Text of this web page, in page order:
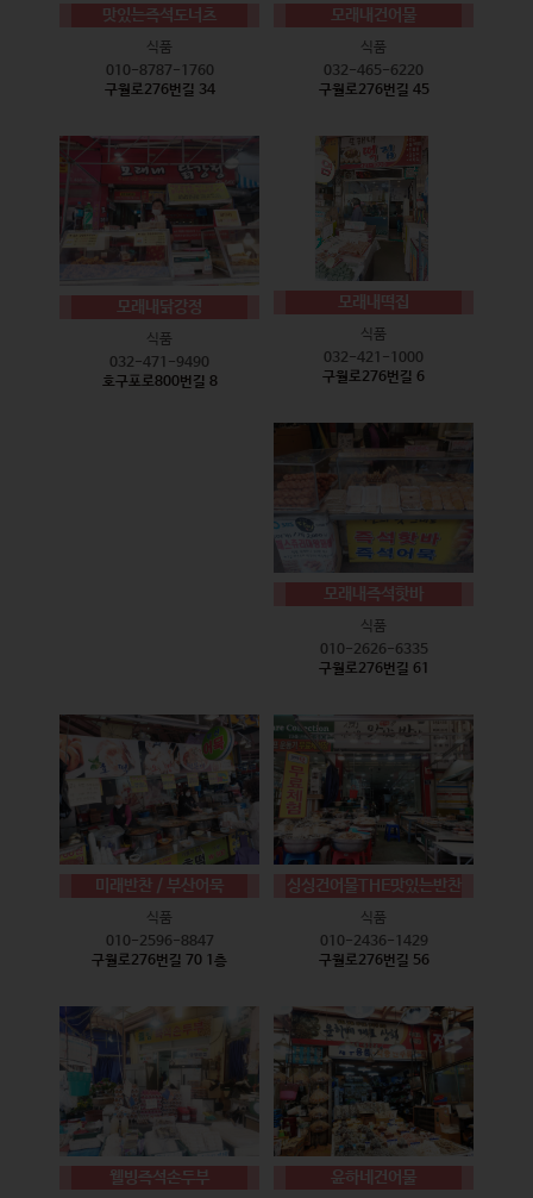
맛있는즉석도너츠
식품
010-8787-1760
구월로276번길 34
모래내건어물
식품
032-465-6220
구월로276번길 45
모래내닭강정
식품
032-471-9490
호구포로800번길 8
모래내떡집
식품
032-421-1000
구월로276번길 6
모래내즉석핫바
식품
010-2626-6335
구월로276번길 61
미래반찬 / 부산어묵
식품
010-2596-8847
구월로276번길 70 1층
싱싱건어물THE맛있는반찬
식품
010-2436-1429
구월로276번길 56
웰빙즉석손두부 윤하네건어물